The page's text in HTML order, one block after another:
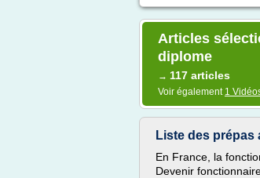
Articles
diplome
→ 117 articles
Voir également 1
Liste des prépas
En France, la
Devenir